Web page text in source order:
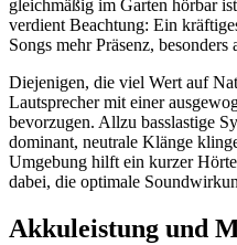
gleichmäßig im Garten hörbar
verdient Beachtung: Ein
Songs mehr Präsenz,
Diejenigen, die viel Wert auf
Lautsprecher mit einer
bevorzugen. Allzu basslastige
dominant, neutrale Klänge
Umgebung hilft ein kurzer
dabei, die optimale
Akkuleistung und